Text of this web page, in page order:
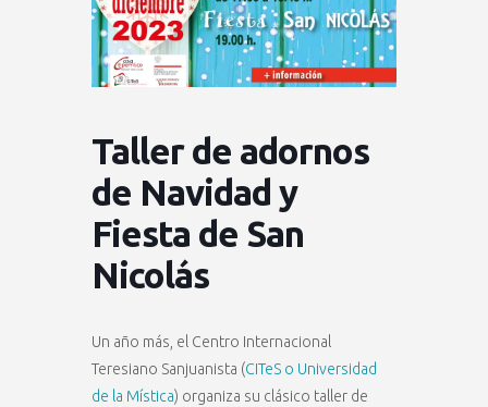
Taller de adornos
de Navidad y
Fiesta de San
Nicolás
Un año más, el Centro Internacional
Teresiano Sanjuanista (CITeS o Universidad
de la Mística) organiza su clásico taller de